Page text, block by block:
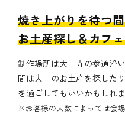
焼き上がりを待つ
お土産探し＆カフ
制作場所は大山寺の参道沿
間は大山のお土産を探した
を過ごしてもいいかもしれま
※お客様の人数によっては会